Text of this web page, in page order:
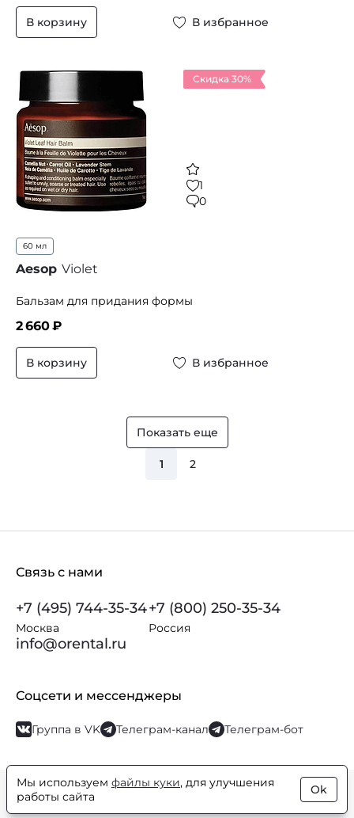
В корзину В избранное
Скидка 30%
1
0
60 мл
Aesop Violet
Бальзам для придания формы
2 660₽
В корзину В избранное
Показать еще
1 2
Связь с нами
+7 (495) 744-35-34
Москва
+7 (800) 250-35-34
Россия
info@orental.ru
Соцсети и мессенджеры
Группа в VK Телеграм-канал Телеграм-бот
© Orental.ru 2007–2026Интернет-магазин парфюмерии и
косметики
Мы используем файлы куки, для улучшения
работы сайта
Ok